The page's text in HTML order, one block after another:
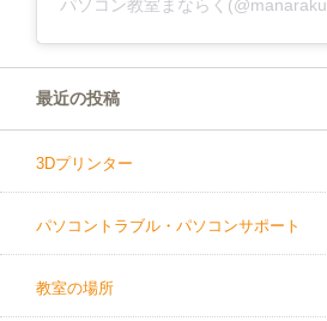
パソコン教室まならく
最近の投稿
3Dプリンター
パソコントラブル・パソコンサポート
教室の場所